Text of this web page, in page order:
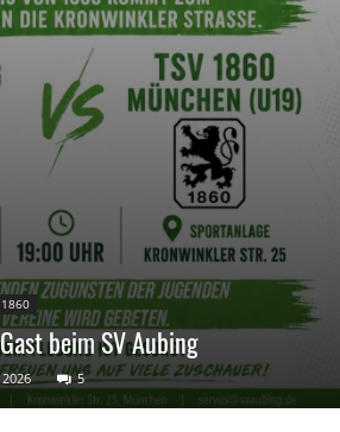
1860
beim SV Aubing
5